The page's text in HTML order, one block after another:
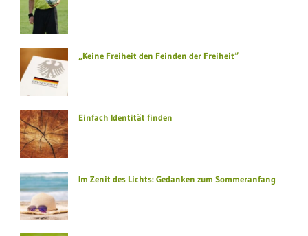
„Keine Freiheit den Feinden der Freiheit“
Einfach Identität finden
Im Zenit des Lichts: Gedanken zum Sommeranfang